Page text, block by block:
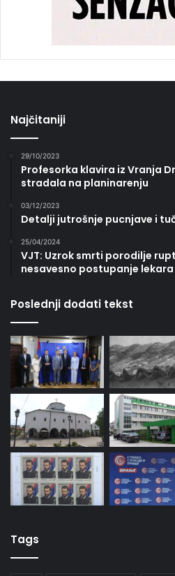
Najčitaniji
29/10/2023
Profesorka klavira iz Vranja
stradala na planinarenju
03/12/2023
Detalji jutrošnje pucnjave i
25/04/2024
VJT: Uzrok smrti porodilje
nesavesno postupanje lekara
Poslednji dodati tekst
Tags